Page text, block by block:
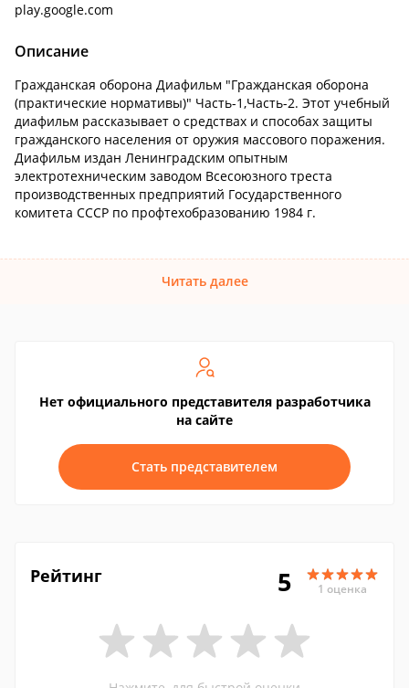
play.google.com
Описание
Гражданская оборона Диафильм "Гражданская оборона
(практические нормативы)" Часть-1,Часть-2. Этот учебный
диафильм рассказывает о средствах и способах защиты
гражданского населения от оружия массового поражения.
Диафильм издан Ленинградским опытным
электротехническим заводом Всесоюзного треста
производственных предприятий Государственного
комитета СССР по профтехобразованию 1984 г.
Читать далее
Нет официального представителя разработчика
на сайте
Стать представителем
Рейтинг 5 1 оценка